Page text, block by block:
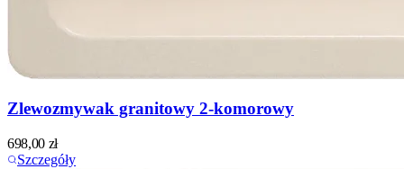
Zlewozmywak granitowy 2-komorowy
698,00 zł
Szczegóły